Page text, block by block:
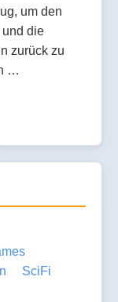
um den
und die
zurück zu
…
SciFi